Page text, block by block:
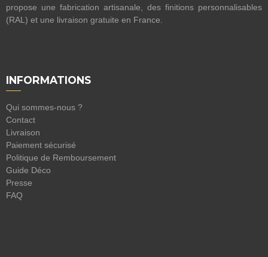
propose une fabrication artisanale, des finitions personnalisables
(RAL) et une livraison gratuite en France.
INFORMATIONS
Qui sommes-nous ?
Contact
Livraison
Paiement sécurisé
Politique de Remboursement
Guide Déco
Presse
FAQ